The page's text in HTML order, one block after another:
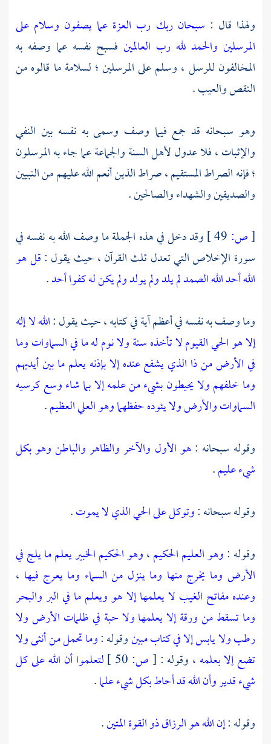
ولهذا قال : سبحان ربك رب العزة عما يصفون وسلام على
المرسلين والحمد لله رب العالمين فسبح نفسه عما وصفه به
المخالفون للرسل ، وسلم على المرسلين ؛ لسلامة ما قالوه من
النقص والعيب .
وهو سبحانه قد جمع فيما وصف وسمى به نفسه بين النفي
والإثبات ، فلا عدول لأهل السنة والجماعة عما جاء به المرسلون
؛ فإنه الصراط المستقيم ، صراط الذين أنعم الله عليهم من النبيين
والصديقين والشهداء والصالحين .
[ص:
وقد دخل في هذه الجملة ما وصف الله به نفسه في
سورة الإخلاص التي تعدل ثلث القرآن ، حيث يقول :قل هو
الله أحد الله الصمد لم يلد ولم يولد ولم يكن له كفوا أحد.
وما وصف به نفسه في أعظم آية في كتابه ، حيث يقول :الله لا إله
إلا هو الحي القيوم لا تأخذه سنة ولا نوم له ما في السماوات وما
في الأرض من ذا الذي يشفع عنده إلا بإذنه يعلم ما بين أيديهم
وما خلفهم ولا يحيطون بشيء من علمه إلا بما شاء وسع كرسيه
السماوات والأرض ولا يئوده حفظهما وهو العلي العظيم.
وقوله سبحانه :هو الأول والآخر والظاهر والباطن وهو بكل
شيء عليم.
وقوله سبحانه :وتوكل على الحي الذي لا يموت.
وقوله :وهو العليم الحكيم،وهو الحكيم الخبير يعلم ما يلج في
الأرض وما يخرج منها وما ينزل من السماء وما يعرج فيها ،
وعنده مفاتح الغيب لا يعلمها إلا هو ويعلم ما في البر والبحر
وما تسقط من ورقة إلا يعلمها ولا حبة في ظلمات الأرض ولا
رطب ولا يابس إلا في كتاب مبينوقوله :وما تحمل من أنثى ولا
تضع إلا بعلمه ، وقوله : [ص:
لتعلموا أن الله على كل
شيء قدير وأن الله قد أحاط بكل شيء علما.
وقوله :إن الله هو الرزاق ذو القوة المتين.